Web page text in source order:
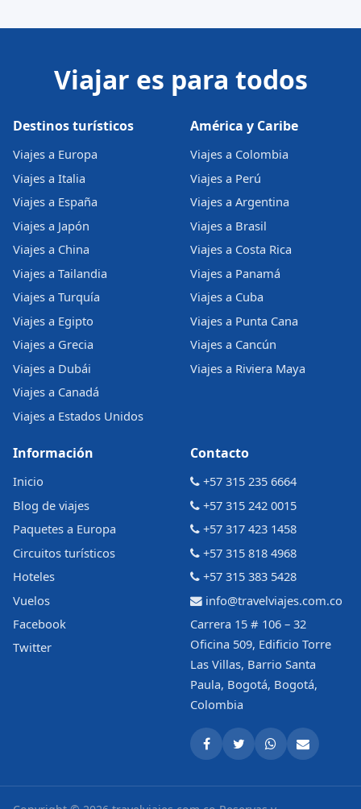
Viajar es para todos
Destinos turísticos
Viajes a Europa
Viajes a Italia
Viajes a España
Viajes a Japón
Viajes a China
Viajes a Tailandia
Viajes a Turquía
Viajes a Egipto
Viajes a Grecia
Viajes a Dubái
Viajes a Canadá
Viajes a Estados Unidos
América y Caribe
Viajes a Colombia
Viajes a Perú
Viajes a Argentina
Viajes a Brasil
Viajes a Costa Rica
Viajes a Panamá
Viajes a Cuba
Viajes a Punta Cana
Viajes a Cancún
Viajes a Riviera Maya
Información
Inicio
Blog de viajes
Paquetes a Europa
Circuitos turísticos
Hoteles
Vuelos
Facebook
Twitter
Contacto
+57 315 235 6664
+57 315 242 0015
+57 317 423 1458
+57 315 818 4968
+57 315 383 5428
info@travelviajes.com.co
Carrera 15 # 106 – 32
Oficina 509, Edificio Torre
Las Villas, Barrio Santa
Paula, Bogotá, Bogotá,
Colombia